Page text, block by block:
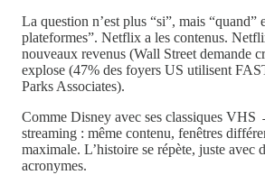
La question n’est plus “si”, mais “quand”
plateformes”. Netflix a les contenus.
nouveaux revenus (Wall Street demande
explose (47% des foyers US utilisent
Parks Associates).
Comme Disney avec ses classiques
streaming : même contenu, fenêtres
maximale. L’histoire se répète, juste avec
acronymes.